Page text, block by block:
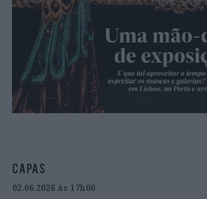
CAPAS
02.06.2026 às 17h00